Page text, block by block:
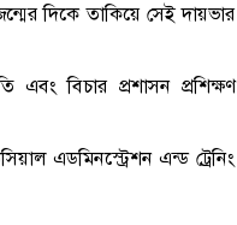
দিকে তাকিয়ে সেই দায়ভার
এবং বিচার প্রশাসন প্রশিক্ষণ
এডমিনস্ট্রেশন এন্ড ট্রেনিং